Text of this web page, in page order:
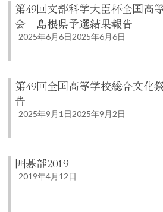
第49回文部科学大臣杯全国高
会 島根県予選結果報告
2025年6月6日2025年6月6日
第49回全国高等学校総合文
告
2025年9月1日2025年9月2日
囲碁部2019
2019年4月12日